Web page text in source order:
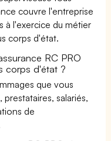
couvre l'entreprise
à l'exercice du métier
corps d'état.
RC PRO
corps d'état ?
que vous
salariés,
de